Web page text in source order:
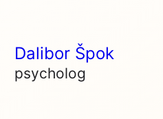
content
Dalibor Špok
psycholog